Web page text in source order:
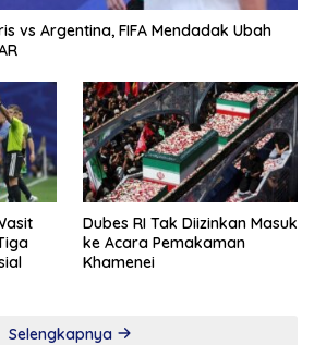
vs Argentina, FIFA Mendadak Ubah
Dubes RI Tak Diizinkan Masuk
ke Acara Pemakaman
Khamenei
Selengkapnya